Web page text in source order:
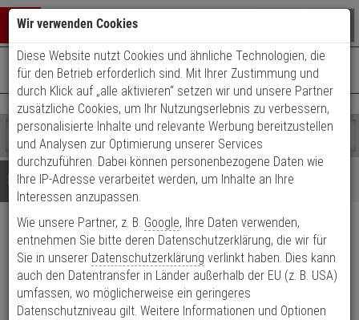
0 ARTIKEL IM WARENKORB
Ihr Warenkorb ist momentan leer.
Ergebnisse ()
Fertig
Shop
durchsuchen
Bitte
geben
Sie
Zeichen
ein,
um
Suche
Es
wurde
noch
Suche
gestartet
+49 (0)821 899 493-0Mo. - Do.: 8:00 - 16:30 | Fr.: 8:00 - 14:00 Uhr
Details Beratung
Eneo MAM-5MM1001M0A
Konverter
Produktmerkmale
Wir verwenden Cookies
Diese Website nutzt Cookies und ähnliche Technologien, die
für den Betrieb erforderlich sind. Mit Ihrer Zustimmung und
durch Klick auf „alle aktivieren“ setzen wir und unsere Partner
zusätzliche Cookies, um Ihr Nutzungserlebnis zu verbessern,
personalisierte Inhalte und relevante Werbung bereitzustellen
und Analysen zur Optimierung unserer Services
durchzuführen. Dabei können personenbezogene Daten wie
Ihre IP-Adresse verarbeitet werden, um Inhalte an Ihre
Interessen anzupassen.
Wie unsere Partner, z. B. Google, Ihre Daten verwenden,
entnehmen Sie bitte deren Datenschutzerklärung, die wir für
Sie in unserer Datenschutzerklärung verlinkt haben. Dies kann
auch den Datentransfer in Länder außerhalb der EU (z. B. USA)
umfassen, wo möglicherweise ein geringeres
Datenschutzniveau gilt. Weitere Informationen und Optionen